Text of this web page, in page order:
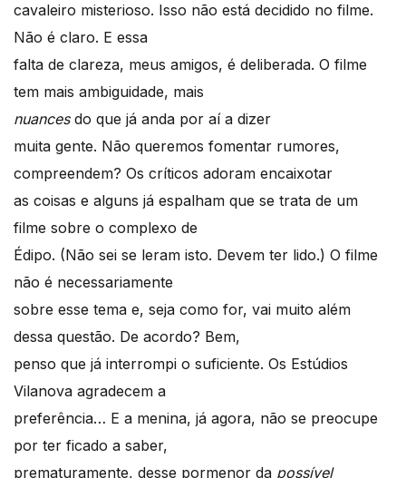
cavaleiro misterioso. Isso não está decidido no filme.
Não é claro. E essa
falta de clareza, meus amigos, é deliberada. O filme
tem mais ambiguidade, mais
nuancesdo que já anda por aí a dizer
muita gente. Não queremos fomentar rumores,
compreendem? Os críticos adoram encaixotar
as coisas e alguns já espalham que se trata de um
filme sobre o complexo de
Édipo. (Não sei se leram isto. Devem ter lido.) O filme
não é necessariamente
sobre esse tema e, seja como for, vai muito além
dessa questão. De acordo? Bem,
penso que já interrompi o suficiente. Os Estúdios
Vilanova agradecem a
preferência… E a menina, já agora, não se preocupe
por ter ficado a saber,
prematuramente, desse pormenor da possível